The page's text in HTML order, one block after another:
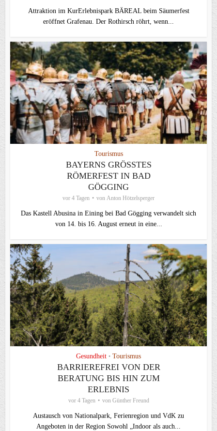
Attraktion im KurErlebnispark BÄREAL beim Säumerfest
eröffnet Grafenau. Der Rothirsch röhrt, wenn...
Tourismus
BAYERNS GRÖSSTES R
ÖMERFEST IN BAD G
ÖGGING
vor 4 Tagen von Anton Hötzelsperger
Das Kastell Abusina in Eining bei Bad Gögging verwandelt sich
von 14. bis 16. August erneut in eine...
Gesundheit • Tourismus
BARRIEREFREI VON DER
BERATUNG BIS HIN ZUM
ERLEBNIS
vor 4 Tagen von Günther Freund
Austausch von Nationalpark, Ferienregion und VdK zu
Angeboten in der Region Sowohl „Indoor als auch...